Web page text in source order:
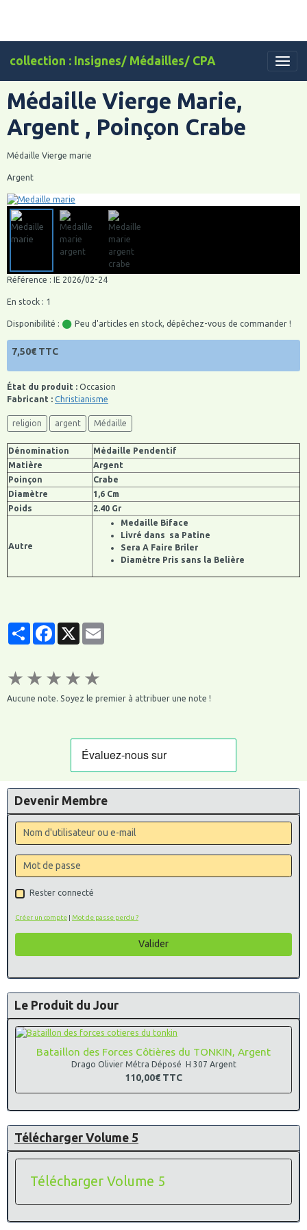
collection : Insignes/ Médailles/ CPA
Médaille Vierge Marie,
Argent , Poinçon Crabe
Médaille Vierge marie
Argent
Référence : IE 2026/02-24
En stock : 1
Disponibilité : Peu d'articles en stock, dépêchez-vous de commander !
7,50€ TTC
État du produit : Occasion
Fabricant : Christianisme
religion argent Médaille
Dénomination
Médaille Pendentif
Matière
Argent
Poinçon
Crabe
Diamètre
1,6 Cm
Poids
2.40 Gr
Autre
Medaille Biface
Livré dans sa Patine
Sera A Faire Briler
Diamètre Pris sans la Belière
PartagerFacebook
X
★ ★ ★ ★ ★
Aucune note. Soyez le premier à attribuer une note !
Devenir Membre
Rester connecté
Créer un compte | Mot de passe perdu ?
Valider
Le Produit du Jour
Bataillon des Forces Côtières du TONKIN, Argent
Drago Olivier Métra Déposé H 307 Argent
110,00€ TTC
Télécharger Volume 5
Télécharger Volume 5